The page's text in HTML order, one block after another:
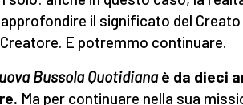
il significato del Creato
E potremmo continuare.
Bussola Quotidianaè da dieci
Ma per continuare nella sua